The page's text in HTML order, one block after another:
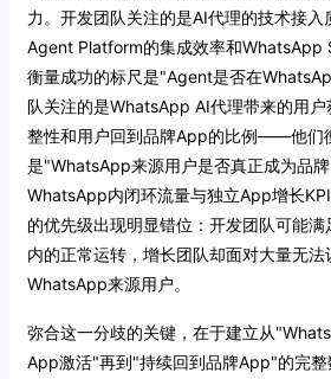
力。开发团队关注的是AI代理的技术接
Agent Platform的集成效率和
衡量成功的标尺是"Agent是否在
队关注的是WhatsApp AI代理带来的用
整性和用户回到品牌App的比例——他们
是"WhatsApp来源用户是否真正成为品
WhatsApp内闭环流量与独立App增长
的优先级出现明显错位：开发团队可能
内的正常运转，增长团队却面对大量无法
WhatsApp来源用户。
弥合这一分歧的关键，在于建立从
App激活"再到"持续回到品牌App"的完